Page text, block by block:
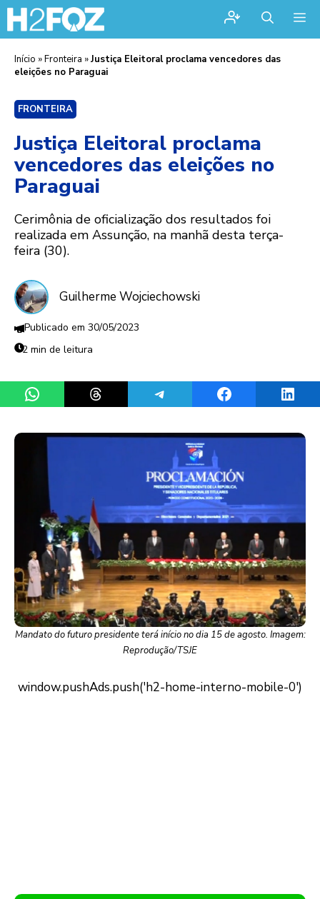
Início »Fronteira »Justiça Eleitoral proclama vencedores das
eleições no Paraguai
FRONTEIRA
Justiça Eleitoral proclama
vencedores das eleições no
Paraguai
Cerimônia de oficialização dos resultados foi
realizada em Assunção, na manhã desta terça-
feira (30).
Guilherme Wojciechowski
30/05/2023
2 min de leitura
Share on WhatsAppShare on ThreadsShare on TelegramShare on Facebook
Mandato do futuro presidente terá início no dia 15 de agosto. Imagem:
Reprodução/TSJE